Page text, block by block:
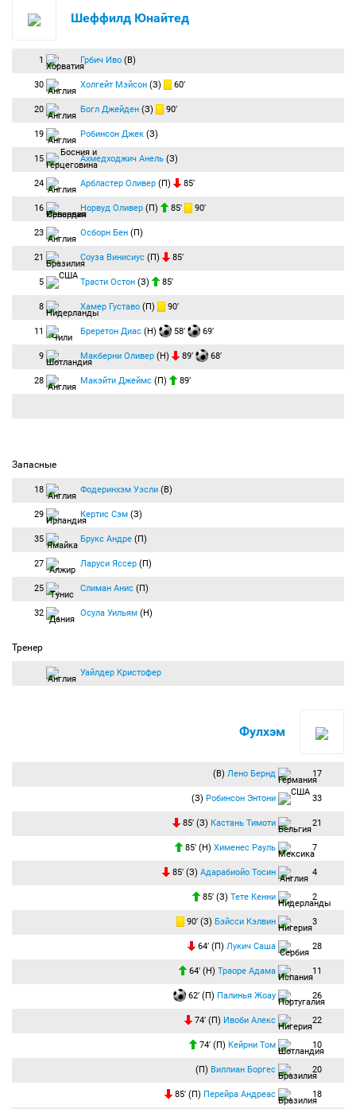
Шеффилд Юнайтед
1 Грбич Иво (В)
30 Холгейт Мэйсон (З) 60′
20 Богл Джейден (З) 90′
19 Робинсон Джек (З)
15 Ахмедходжич Анель (З)
24 Арбластер Оливер (П) 85′
16 Норвуд Оливер (П) 85′ 90′
23 Осборн Бен (П)
21 Соуза Винисиус (П) 85′
5 Трасти Остон (З) 85′
8 Хамер Густаво (П) 90′
11 Бреретон Диас (Н) 58′ 69′
9 Макберни Оливер (Н) 89′ 68′
28 Макэйти Джеймс (П) 89′
Запасные
18 Фодеринхэм Уэсли (В)
29 Кертис Сэм (З)
35 Брукс Андре (П)
27 Ларуси Яссер (П)
25 Слиман Анис (П)
32 Осула Уильям (Н)
Тренер
Уайлдер Кристофер
Фулхэм
(В) Лено Бернд 17
(З) Робинсон Энтони 33
85′ (З) Кастань Тимоти 21
85′ (Н) Хименес Рауль 7
85′ (З) Адарабиойо Тосин 4
85′ (З) Тете Кенни 2
90′ (З) Бэйсси Кэлвин 3
64′ (П) Лукич Саша 28
64′ (Н) Траоре Адама 11
62′ (П) Палинья Жоау 26
74′ (П) Ивоби Алекс 22
74′ (П) Кейрни Том 10
(П) Виллиан Боргес 20
85′ (П) Перейра Андреас 18